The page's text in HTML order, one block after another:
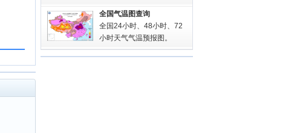
全国气温图查询
全国24小时、48小时、72
小时天气气温预报图。